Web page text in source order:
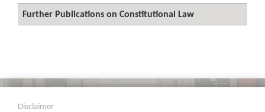
Further Publications on Constitutional Law
Disclaimer